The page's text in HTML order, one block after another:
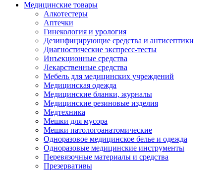
Медицинские товары
Алкотестеры
Аптечки
Гинекология и урология
Дезинфицирующие средства и антисептики
Диагностические экспресс-тесты
Инъекционные средства
Лекарственные средства
Мебель для медицинских учреждений
Медицинская одежда
Медицинские бланки, журналы
Медицинские резиновые изделия
Медтехника
Мешки для мусора
Мешки патологоанатомические
Одноразовое медицинское белье и одежда
Одноразовые медицинские инструменты
Перевязочные материалы и средства
Презервативы